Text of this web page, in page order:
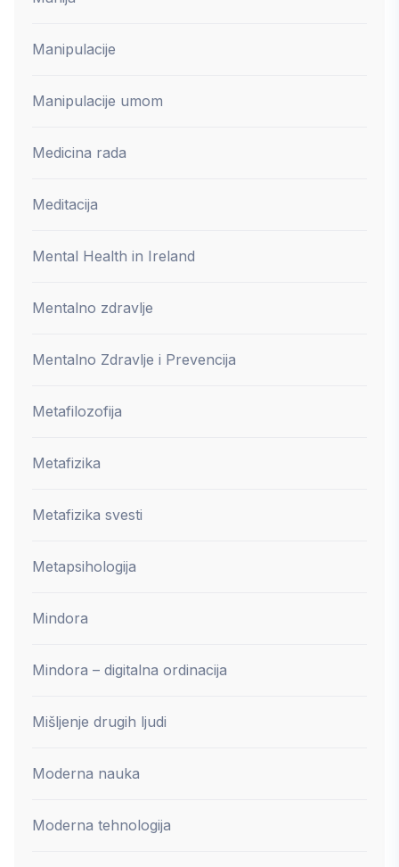
Manipulacije
Manipulacije umom
Medicina rada
Meditacija
Mental Health in Ireland
Mentalno zdravlje
Mentalno Zdravlje i Prevencija
Metafilozofija
Metafizika
Metafizika svesti
Metapsihologija
Mindora
Mindora – digitalna ordinacija
Mišljenje drugih ljudi
Moderna nauka
Moderna tehnologija